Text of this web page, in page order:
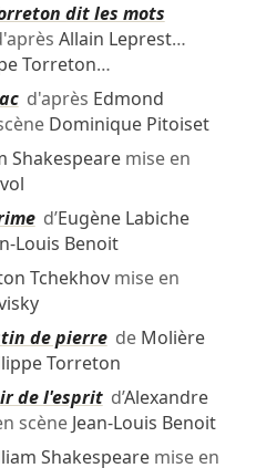
dit les mots
Allain Leprest…
Torreton…
d'après Edmond
Dominique Pitoiset
Shakespearemise en
d’Eugène Labiche
Louis Benoit
Tchekhovmise en
de pierrede Molière
Torreton
de l'espritd’Alexandre
scène Jean-Louis Benoit
Shakespearemise en